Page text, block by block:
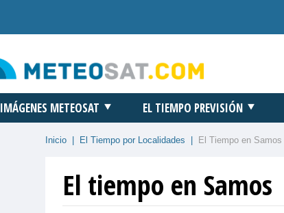
IMÁGENES METEOSAT EL TIEMPO PREVISIÓN
Inicio El Tiempo por Localidades El Tiempo en Samos
El tiempo en Samos